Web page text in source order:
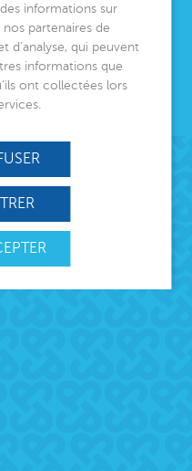
informations sur
partenaires de
d’analyse, qui peuvent
informations que
ont collectées lors